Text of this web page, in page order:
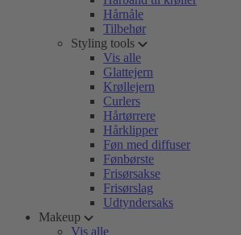
Hårnåle
Tilbehør
Styling tools
Vis alle
Glattejern
Krøllejern
Curlers
Hårtørrere
Hårklipper
Føn med diffuser
Fønbørste
Frisørsakse
Frisørslag
Udtyndersaks
Makeup
Vis alle